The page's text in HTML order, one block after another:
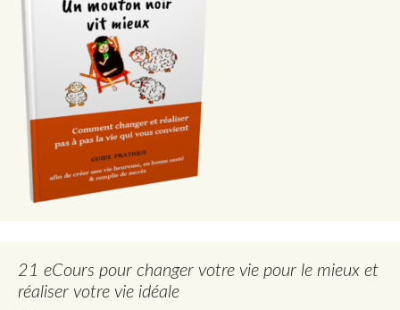
21 eCours pour changer votre vie pour le mieux et
réaliser votre vie idéale